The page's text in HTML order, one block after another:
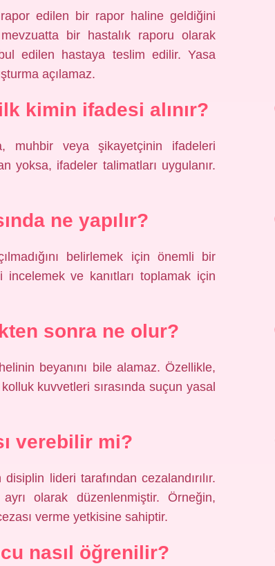
edilen bir rapor haline geldiğini
bir hastalık raporu olarak
edilen hastaya teslim edilir. Yasa
açılamaz.
kimin ifadesi alınır?
muhbir veya şikayetçinin ifadeleri
yoksa, ifadeler talimatları uygulanır.
ne yapılır?
belirlemek için önemli bir
ve kanıtları toplamak için
sonra ne olur?
beyanını bile alamaz. Özellikle,
kuvvetleri sırasında suçun yasal
verebilir mi?
lideri tarafından cezalandırılır.
olarak düzenlenmiştir. Örneğin,
verme yetkisine sahiptir.
nasıl öğrenilir?